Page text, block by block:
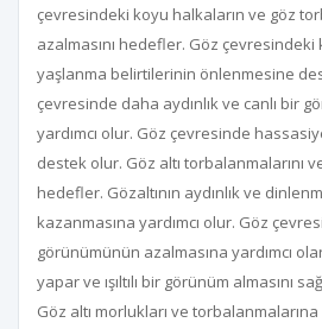
çevresindeki koyu halkaların ve göz
azalmasını hedefler. Göz çevresindeki
yaşlanma belirtilerinin önlenmesine
çevresinde daha aydınlık ve canlı bir
yardımcı olur. Göz çevresinde
destek olur. Göz altı torbalanmalarını
hedefler. Gözaltının aydınlık ve
kazanmasına yardımcı olur. Göz
görünümünün azalmasına yardımcı
yapar ve ışıltılı bir görünüm almasını
Göz altı morlukları ve torbalanmalarına